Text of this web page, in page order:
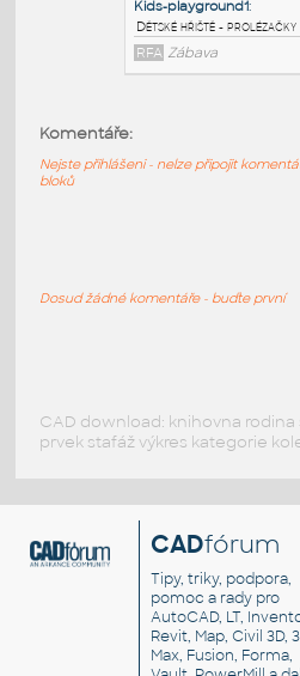
Vodní skluzavka,
RFA Zábava
Dětské hřiště -
Komentáře:
Nejste přihlášeni - nelze připojit
bloků
Dosud žádné komentáře - buďte první
CAD download: knihovna
prvek stafáž výkres kategorie
CADfórum
Tipy, triky, podpora,
pomoc a rady pro
AutoCAD, LT,
Revit, Map, Civil 3D,
Max, Fusion, Forma,